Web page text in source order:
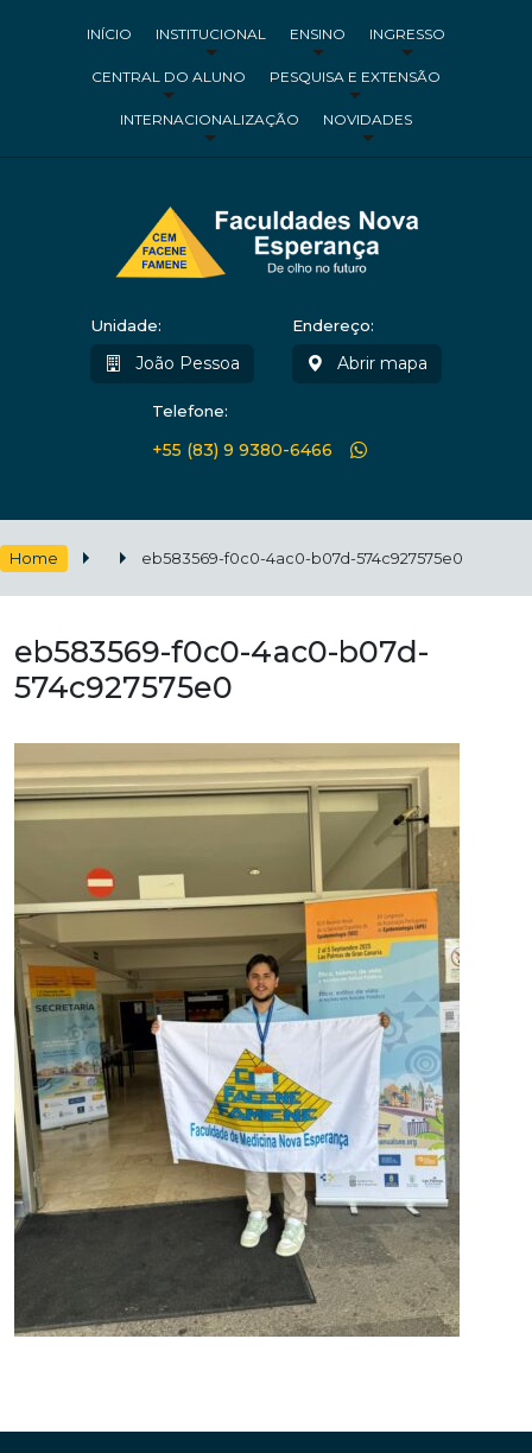
INÍCIO INSTITUCIONAL ENSINO INGRESSO
CENTRAL DO ALUNO PESQUISA E EXTENSÃO
INTERNACIONALIZAÇÃO NOVIDADES
Unidade:
João Pessoa
Endereço:
Abrir mapa
Telefone:
+55 (83) 9 9380-6466
Home eb583569-f0c0-4ac0-b07d-574c927575e0
eb583569-f0c0-4ac0-b07d-
574c927575e0